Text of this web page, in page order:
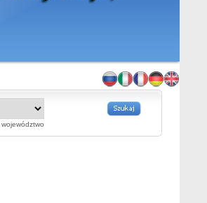
województwo